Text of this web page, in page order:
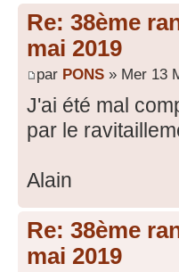
Re: 38ème
mai 2019
par PONS » Mer 13
J'ai été mal
par le
Alain
Re: 38ème
mai 2019